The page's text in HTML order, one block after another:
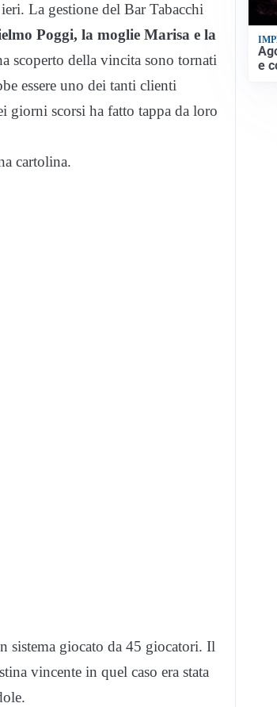
La gestione del Bar Tabacchi
Poggi, la moglie Marisa e la
scoperto della vincita sono tornati
essere uno dei tanti clienti
giorni scorsi ha fatto tappa da loro
cartolina.
sistema giocato da 45 giocatori. Il
vincente in quel caso era stata
e